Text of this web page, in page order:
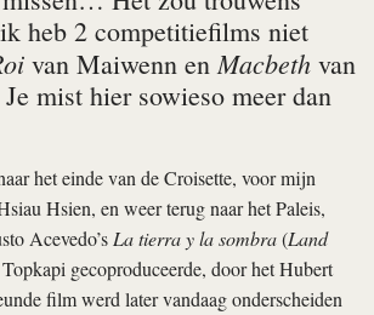
heb 2 competitiefilms niet
van Maiwenn enMacbeth van
mist hier sowieso meer dan
het einde van de Croisette, voor mijn
Hsien, en weer terug naar het Paleis,
Acevedo’sLa tierra y la sombra(Land
gecoproduceerde, door het Hubert
film werd later vandaag onderscheiden